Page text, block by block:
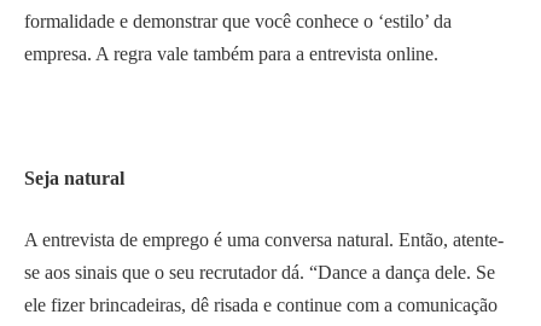
formalidade e demonstrar que você conhece o ‘estilo’ da
empresa. A regra vale também para a entrevista online.
Seja natural
A entrevista de emprego é uma conversa natural. Então, atente-
se aos sinais que o seu recrutador dá. “Dance a dança dele. Se
ele fizer brincadeiras, dê risada e continue com a comunicação